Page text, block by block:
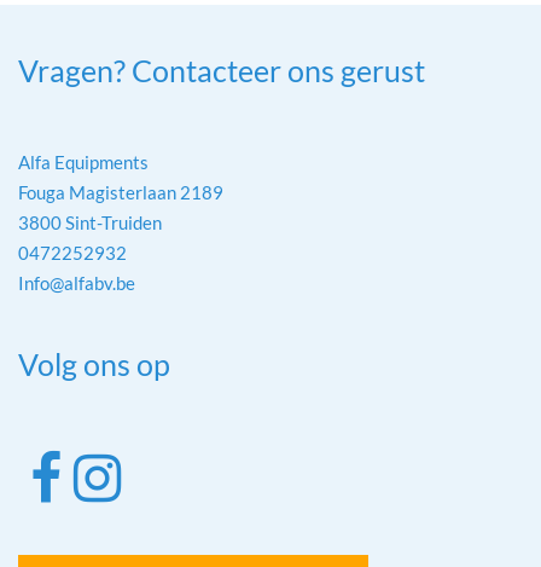
Vragen? Contacteer ons gerust
Alfa Equipments
Fouga Magisterlaan 2189
3800 Sint-Truiden
0472252932
Info@alfabv.be
Volg ons op